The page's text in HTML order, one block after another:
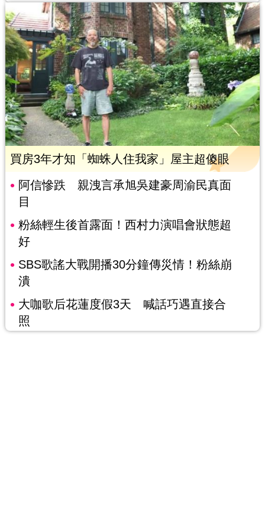
買房3年才知「蜘蛛人住我家」屋主超傻眼
阿信慘跌 親洩言承旭吳建豪周渝民真面
目
粉絲輕生後首露面！西村力演唱會狀態超
好
SBS歌謠大戰開播30分鐘傳災情！粉絲崩
潰
大咖歌后花蓮度假3天 喊話巧遇直接合
照